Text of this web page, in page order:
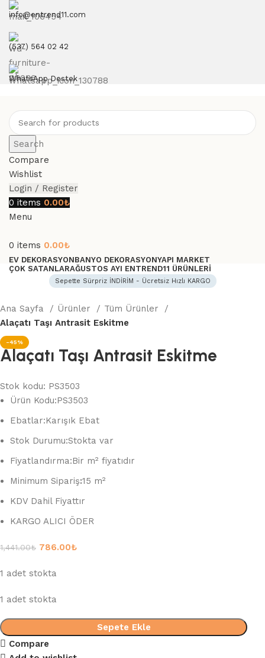
info@entrend11.com
(537) 564 02 42
WhatsApp Destek
Search
Compare
Wishlist
Login / Register
0 items 0.00₺
Menu
0 items 0.00₺
EV DEKORASYONBANYO DEKORASYONYAPI MARKET
ÇOK SATANLARAĞUSTOS AYI ENTREND11 ÜRÜNLERI
Sepette Sürpriz İNDİRİM - Ücretsiz Hızlı KARGO
Ana Sayfa Ürünler
Tüm Ürünler
Alaçatı Taşı Antrasit Eskitme
-45%
Alaçatı Taşı Antrasit Eskitme
Stok kodu: PS3503
Ürün Kodu:PS3503
Ebatlar:Karışık Ebat
Stok Durumu:Stokta var
Fiyatlandırma:Bir m² fiyatıdır
Minimum Sipariş:15 m²
KDV Dahil Fiyattır
KARGO ALICI ÖDER
1,441.00₺ 786.00₺
1 adet stokta
1 adet stokta
Sepete Ekle
Compare